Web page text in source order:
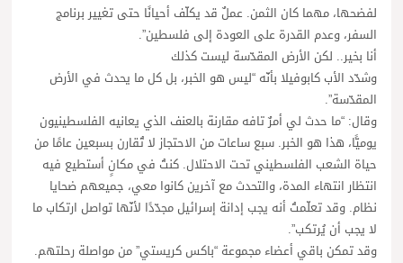
لفضحها، مهما كان الثمن. عملٌ قد يكلّف أحيانًا حتى تغيير برنامج
السفر، وعدم القدرة على العودة إلى فلسطين”.
أنا بخير.. لكن الأرض المقدّسة ليست كذلك
وشدّد الأب كابوفيلا بأنّه “ليس هو الخبر، بل كل ما يحدث في الأرض
المقدّسة”.
وقال: “ما حدث لي أمرٌ تافه مقارنة بالعنف الذي يعانيه الفلسطينيون
يوميًّا، هذا هو الخبر. سبع ساعات من الاحتجاز لا تُقارن بسبعين عامًا من
حياة الشعب الفلسطيني تحت الاحتلال. كنتُ في مكانٍ أستطيع فيه
انتظار انتهاء المدة، والتحدث مع آخرين كانوا معي، جميعهم ضحايا
نظام. وقد تعلّمتُ أنه يجب إدانة إسرائيل مجدّدًا لأنّها تواصل ارتكاب ما
لا يجب أن يُرتكب”.
وقد تمكن باقي أعضاء مجموعة “باكس كريستي” من مواصلة رحلتهم.